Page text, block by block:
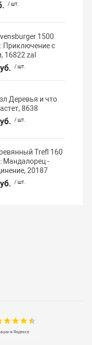
/ шт.
1500
Приключение с
16822 zal
/ шт.
Деревья и что
8638
/ шт.
Trefl 160
Мандалорец -
20187
/ шт.